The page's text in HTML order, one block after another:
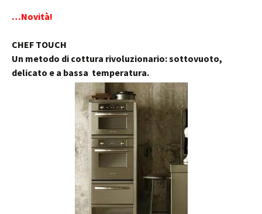
…Novità!
CHEF TOUCH
Un metodo di cottura rivoluzionario: sottovuoto,
delicato e a bassa temperatura.